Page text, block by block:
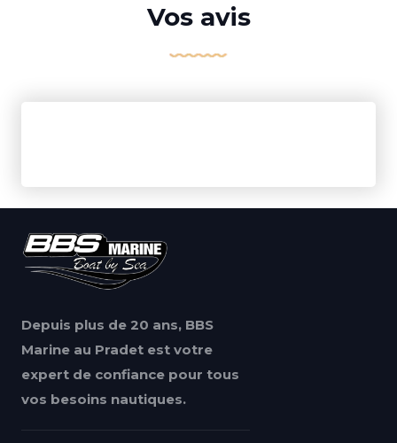
Vos avis
Depuis plus de 20 ans, BBS
Marine au Pradet est votre
expert de confiance pour tous
vos besoins nautiques.